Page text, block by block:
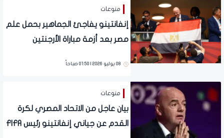
منوعات
إنفانتينو يفاجئ الجماهير بحمل علم
مصر بعد أزمة مباراة الأرجنتين
08 يوليو 2026 | 01:50 صباحاً
منوعات
بيان عاجل من الاتحاد المصري لكرة
القدم عن جياني إنفانتينو رئيس FIFA